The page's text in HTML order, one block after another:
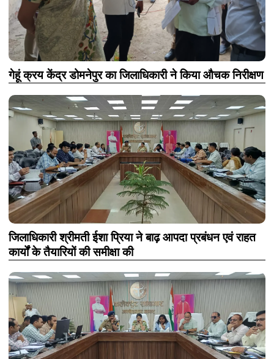
गेहूं क्रय केंद्र डोमनेपुर का जिलाधिकारी ने किया औचक निरीक्षण
जिलाधिकारी श्रीमती ईशा प्रिया ने बाढ़ आपदा प्रबंधन एवं राहत
कार्यों के तैयारियों की समीक्षा की